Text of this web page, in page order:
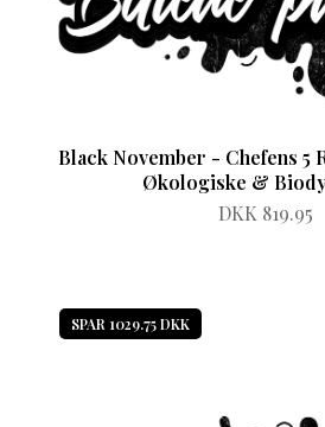
Black November - Chefens 5
Økologiske &
DKK 819.95
SPAR 1029.75 DKK